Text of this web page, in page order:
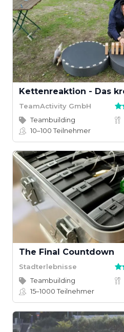
Kettenreaktion - Das
TeamActivity GmbH
Teambuilding
10–100Teilnehmer
The Final Countdown
Stadterlebnisse
Teambuilding
15–1000Teilnehmer